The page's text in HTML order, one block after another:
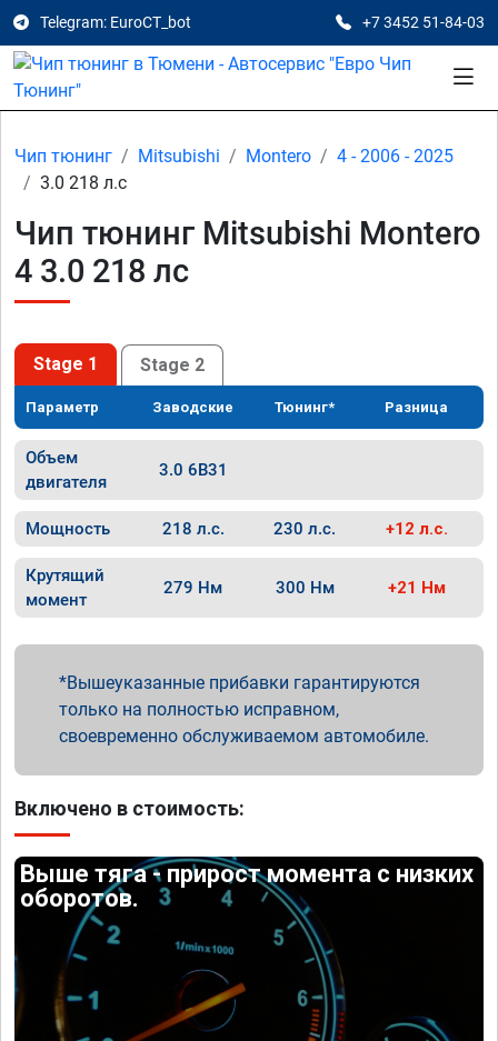
Telegram: EuroCT_bot +7 3452 51-84-03
Чип тюнинг Mitsubishi Montero
4 - 2006 - 2025
3.0 218 л.с
Чип тюнинг Mitsubishi Montero
4 3.0 218 лс
Stage 1 Stage 2
Параметр Заводские Тюнинг* Разница
Объем
двигателя
3.0 6B31
Мощность 218 л.с. 230 л.с. +12 л.с.
Крутящий
момент
279 Нм 300 Нм +21 Нм
Вышеуказанные прибавки гарантируются
только на полностью исправном,
своевременно обслуживаемом автомобиле.
Включено в стоимость:
Выше тяга - прирост момента с низких
оборотов.